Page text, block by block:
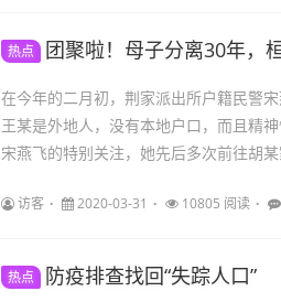
热点 团聚啦！母子分离30年，
在今年的二月初，荆家派出所户籍民警
王某是外地人，没有本地户口，而且精
宋燕飞的特别关注，她先后多次前往胡
访客 2020-03-31 10805 阅读
热点 防疫排查找回“失踪人口”